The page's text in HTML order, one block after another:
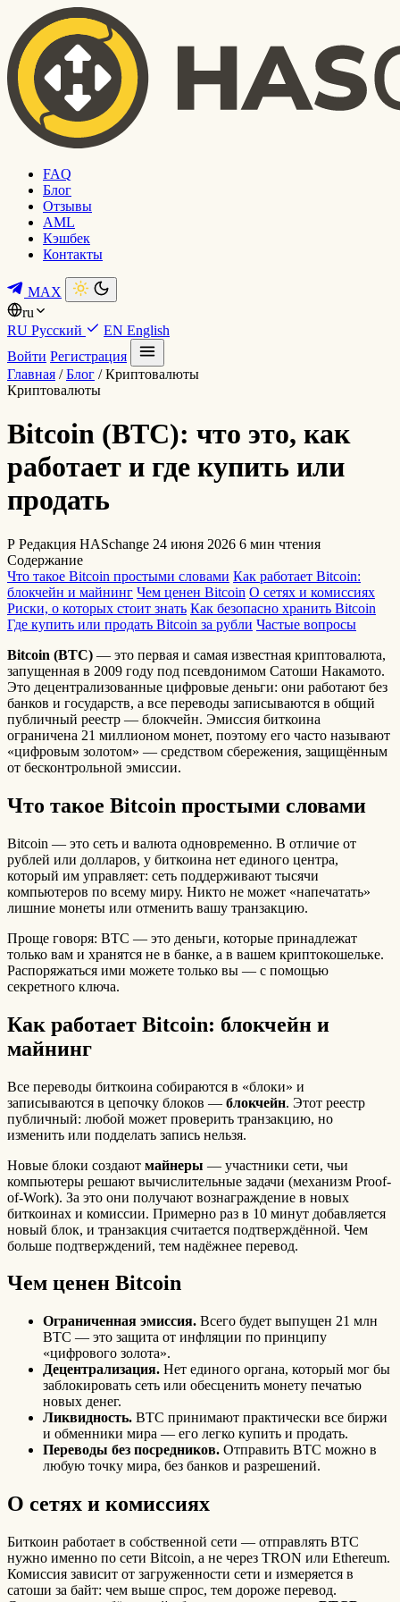
FAQ
Блог
Отзывы
AML
Кэшбек
Контакты
MAX
ru
RU Русский EN English
Войти Регистрация
Главная / Блог / Криптовалюты
Криптовалюты
Bitcoin (BTC): что это, как
работает и где купить или
продать
Р Редакция HASchange 24 июня 2026 6 мин чтения
Содержание
Что такое Bitcoin простыми словами Как работает Bitcoin:
блокчейн и майнинг Чем ценен Bitcoin О сетях и комиссиях
Риски, о которых стоит знать Как безопасно хранить Bitcoin
Где купить или продать Bitcoin за рубли Частые вопросы
Bitcoin (BTC) — это первая и самая известная криптовалюта,
запущенная в 2009 году под псевдонимом Сатоши Накамото.
Это децентрализованные цифровые деньги: они работают без
банков и государств, а все переводы записываются в общий
публичный реестр — блокчейн. Эмиссия биткоина
ограничена 21 миллионом монет, поэтому его часто называют
«цифровым золотом» — средством сбережения, защищённым
от бесконтрольной эмиссии.
Что такое Bitcoin простыми словами
Bitcoin — это сеть и валюта одновременно. В отличие от
рублей или долларов, у биткоина нет единого центра,
который им управляет: сеть поддерживают тысячи
компьютеров по всему миру. Никто не может «напечатать»
лишние монеты или отменить вашу транзакцию.
Проще говоря: BTC — это деньги, которые принадлежат
только вам и хранятся не в банке, а в вашем криптокошельке.
Распоряжаться ими можете только вы — с помощью
секретного ключа.
Как работает Bitcoin: блокчейн и
майнинг
Все переводы биткоина собираются в «блоки» и
записываются в цепочку блоков — блокчейн. Этот реестр
публичный: любой может проверить транзакцию, но
изменить или подделать запись нельзя.
Новые блоки создают майнеры — участники сети, чьи
компьютеры решают вычислительные задачи (механизм Proof-
of-Work). За это они получают вознаграждение в новых
биткоинах и комиссии. Примерно раз в 10 минут добавляется
новый блок, и транзакция считается подтверждённой. Чем
больше подтверждений, тем надёжнее перевод.
Чем ценен Bitcoin
Ограниченная эмиссия. Всего будет выпущен 21 млн
BTC — это защита от инфляции по принципу
«цифрового золота».
Децентрализация. Нет единого органа, который мог бы
заблокировать сеть или обесценить монету печатью
новых денег.
Ликвидность. BTC принимают практически все биржи
и обменники мира — его легко купить и продать.
Переводы без посредников. Отправить BTC можно в
любую точку мира, без банков и разрешений.
О сетях и комиссиях
Биткоин работает в собственной сети — отправлять BTC
нужно именно по сети Bitcoin, а не через TRON или Ethereum.
Комиссия зависит от загруженности сети и измеряется в
сатоши за байт: чем выше спрос, тем дороже перевод.